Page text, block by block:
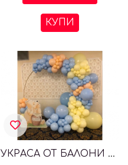
КУПИ
УКРАСА ОТ БАЛОНИ С МЕЧО ПУХ